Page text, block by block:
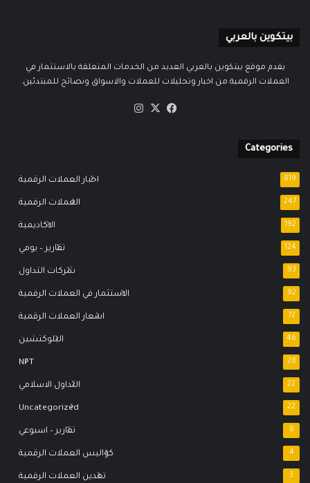
بيتكوين بالعربي
يقدم موقع بيتكوين بالعربي العديد من الخدمات المتعلقة بالاستثمار في
العملات الرقمية من اخبار وتحليلات للعملات والاسواق ونصائح للمبتدئين.
فيسبوك
‫X
Categories
اخبار العملات الرقمية 819
العملات الرقمية 247
الاكاديمية 192
تقارير – يومي 124
شركات التداول 93
الاستثمار في العملات الرقمية 92
اسعار العملات الرقمية 72
البلوكتشين 46
NFT 28
التداول الاسلامي 22
Uncategorized 22
تقارير – اسبوعي 8
كواليس العملات الرقمية 4
تعدين العملات الرقمية 3